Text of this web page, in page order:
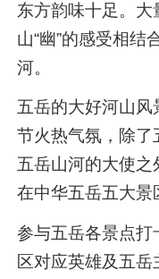
东方韵味十足。
山“幽”的感受相结
河。
五岳的大好河山风
节火热气氛，除了
五岳山河的大使之
在中华五岳五大景
参与五岳各景点打
区对应英雄及五